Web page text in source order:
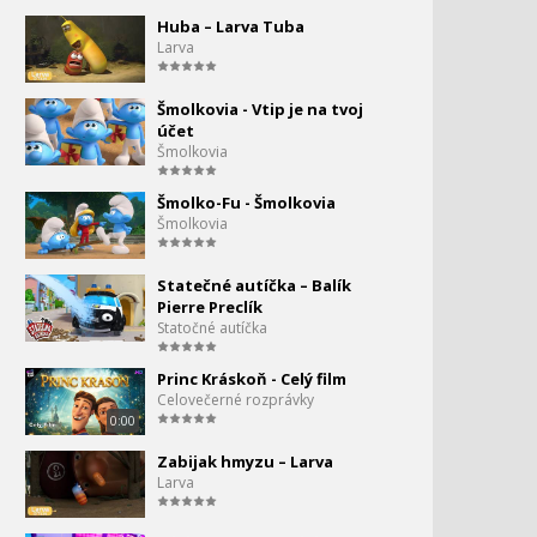
2:45
2:45
49.
Angry Birds Toons #47 -
50. Angry Birds #48 - Shrub It
51.
Angry Birds Toons #49 -
Piknik
52.
Angry Birds Toons #50 -
Operácia Opera
2:45
53.
Angry Birds Toons #52 -
Bombs Out
2:45
54.
Angry Birds Toons #37 -
Clash of Corns
Huba – Larva Tuba
Larva
Šmolkovia - Vtip je na tvoj
účet
Šmolkovia
Šmolko-Fu - Šmolkovia
Šmolkovia
Statečné autíčka – Balík
Pierre Preclík
Statočné autíčka
0:00
Princ Kráskoň - Celý film
Celovečerné rozprávky
Zabijak hmyzu – Larva
Larva